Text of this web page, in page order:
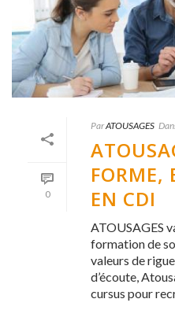
0
ParATOUSAGES
FORME,
EN CDI
ATOUSAGES
formation de
valeurs de
d’écoute,
cursus pour